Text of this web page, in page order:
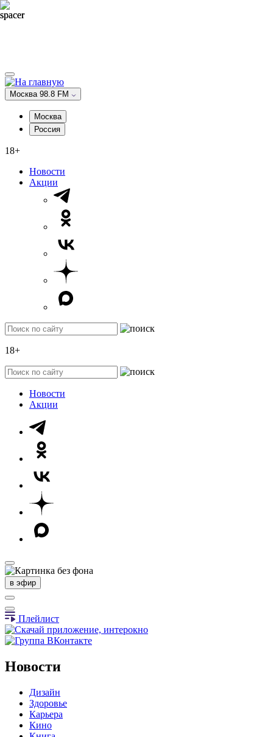
Москва 98.8 FM
Москва
Россия
18+
Новости
Акции
18+
Новости
Акции
в эфир
Плейлист
Новости
Дизайн
Здоровье
Карьера
Кино